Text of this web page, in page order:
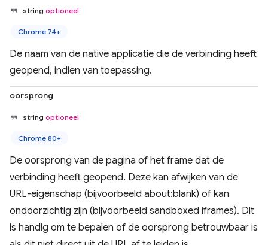
string optioneel
Chrome 74+
De naam van de native applicatie die de verbinding heeft
geopend, indien van toepassing.
oorsprong
string optioneel
Chrome 80+
De oorsprong van de pagina of het frame dat de
verbinding heeft geopend. Deze kan afwijken van de
URL-eigenschap (bijvoorbeeld about:blank) of kan
ondoorzichtig zijn (bijvoorbeeld sandboxed iframes). Dit
is handig om te bepalen of de oorsprong betrouwbaar is